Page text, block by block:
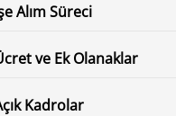
Alım Süreci
ve Ek Olanaklar
Kadrolar